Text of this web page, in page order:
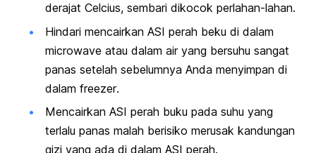
derajat Celcius, sembari dikocok perlahan-lahan.
Hindari mencairkan ASI perah beku di dalam
microwave atau dalam air yang bersuhu sangat
panas setelah sebelumnya Anda menyimpan di
dalam freezer.
Mencairkan ASI perah buku pada suhu yang
terlalu panas malah berisiko merusak kandungan
gizi yang ada di dalam ASI perah.